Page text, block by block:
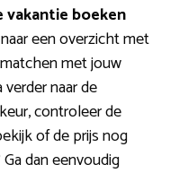
boeken
een overzicht met
met jouw
naar de
controleer de
of de prijs nog
dan eenvoudig